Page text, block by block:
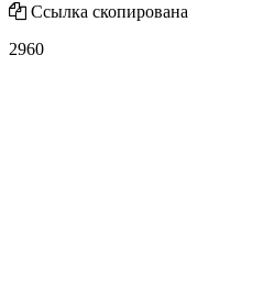
Ссылка скопирована
2960